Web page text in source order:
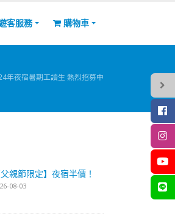
客服務 購物車
年夜宿暑期工讀生 熱烈招募中
父親節限定】夜宿半價！
08-03